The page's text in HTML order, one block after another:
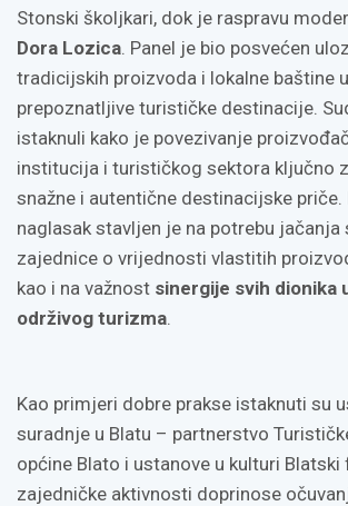
Stonski školjkari, dok je raspravu
Dora Lozica. Panel je bio posvećen
tradicijskih proizvoda i lokalne baštine
prepoznatljive turističke destinacije.
istaknuli kako je povezivanje
institucija i turističkog sektora ključno
snažne i autentične destinacijske priče.
naglasak stavljen je na potrebu
zajednice o vrijednosti vlastitih
kao i na važnost sinergije svih dionika
održivog turizma.
Kao primjeri dobre prakse istaknuti su
suradnje u Blatu – partnerstvo
općine Blato i ustanove u kulturi Blatski
zajedničke aktivnosti doprinose